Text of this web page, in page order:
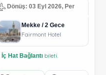
Dönüş: 03 Eyl 2026, Per
Mekke / 2 Gece
Fairmont Hotel
İç Hat Bağlantıbileti.